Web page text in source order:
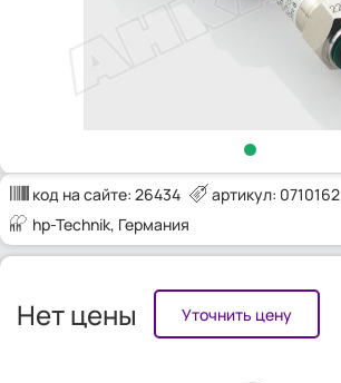
код на сайте: 26434
артикул: 0710162
hp-Technik, Германия
Нет цены Уточнить цену